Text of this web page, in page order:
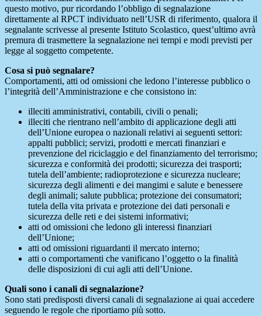
questo motivo, pur ricordando l’obbligo di segnalazione
direttamente al RPCT individuato nell’USR di riferimento, qualora il
segnalante scrivesse al presente Istituto Scolastico, quest’ultimo avrà
premura di trasmettere la segnalazione nei tempi e modi previsti per
legge al soggetto competente.
Cosa si può segnalare?
Comportamenti, atti od omissioni che ledono l’interesse pubblico o
l’integrità dell’Amministrazione e che consistono in:
illeciti amministrativi, contabili, civili o penali;
illeciti che rientrano nell’ambito di applicazione degli atti
dell’Unione europea o nazionali relativi ai seguenti settori:
appalti pubblici; servizi, prodotti e mercati finanziari e
prevenzione del riciclaggio e del finanziamento del terrorismo;
sicurezza e conformità dei prodotti; sicurezza dei trasporti;
tutela dell’ambiente; radioprotezione e sicurezza nucleare;
sicurezza degli alimenti e dei mangimi e salute e benessere
degli animali; salute pubblica; protezione dei consumatori;
tutela della vita privata e protezione dei dati personali e
sicurezza delle reti e dei sistemi informativi;
atti od omissioni che ledono gli interessi finanziari
dell’Unione;
atti od omissioni riguardanti il mercato interno;
atti o comportamenti che vanificano l’oggetto o la finalità
delle disposizioni di cui agli atti dell’Unione.
Quali sono i canali di segnalazione?
Sono stati predisposti diversi canali di segnalazione ai quai accedere
seguendo le regole che riportiamo più sotto.